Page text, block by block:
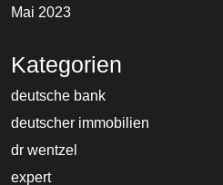
Mai 2023
Kategorien
deutsche bank
deutscher immobilien
dr wentzel
expert